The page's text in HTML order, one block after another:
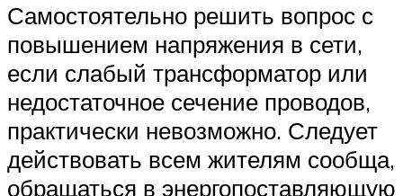
Самостоятельно решить вопрос с
повышением напряжения в сети,
если слабый трансформатор или
недостаточное сечение проводов,
практически невозможно. Следует
действовать всем жителям сообща,
обращаться в энергопоставляющую